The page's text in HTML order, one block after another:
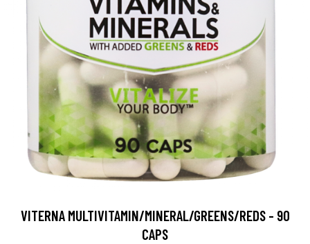
VITERNA MULTIVITAMIN/MINERAL/GREENS/REDS - 90
CAPS